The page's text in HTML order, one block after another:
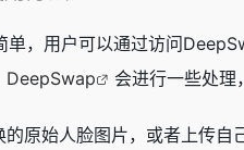
，用户可以通过访问
DeepSwap 会进行一些处理
原始人脸图片，或者上传